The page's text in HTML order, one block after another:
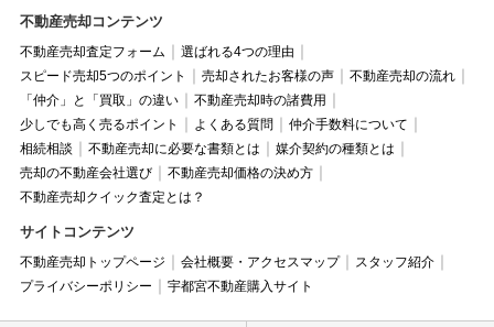
不動産売却コンテンツ
不動産売却査定フォーム
選ばれる4つの理由
スピード売却5つのポイント
売却されたお客様の声
不動産売却の流れ
「仲介」と「買取」の違い
不動産売却時の諸費用
少しでも高く売るポイント
よくある質問
仲介手数料について
相続相談
不動産売却に必要な書類とは
媒介契約の種類とは
売却の不動産会社選び
不動産売却価格の決め方
不動産売却クイック査定とは？
サイトコンテンツ
不動産売却トップページ 会社概要・アクセスマップ
スタッフ紹介
プライバシーポリシー
宇都宮不動産購入サイト